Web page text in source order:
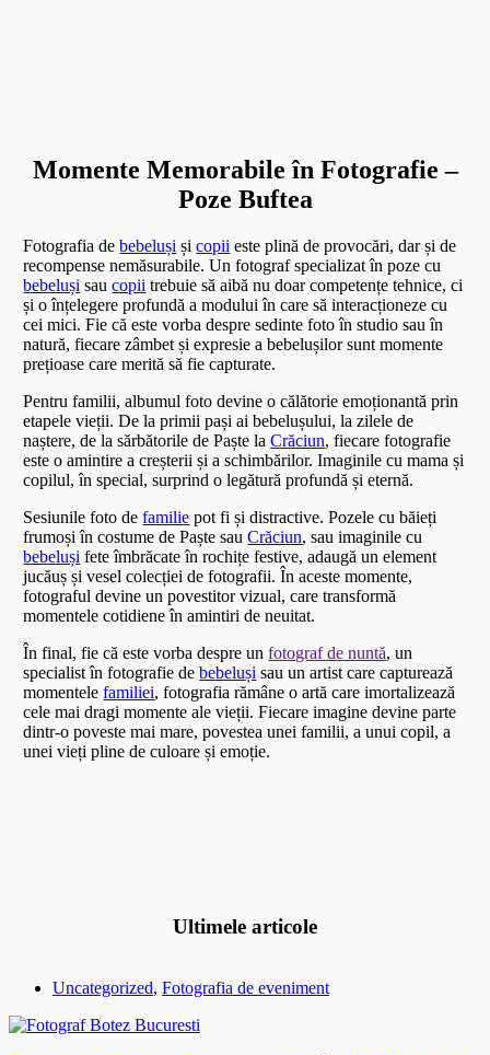
Momente Memorabile în Fotografie –
Poze Buftea
Fotografia debebeluși șicopii este plină de provocări, dar și de
recompense nemăsurabile. Un fotograf specializat în poze cu
bebeluși saucopii trebuie să aibă nu doar competențe tehnice, ci
și o înțelegere profundă a modului în care să interacționeze cu
cei mici. Fie că este vorba despre sedinte foto în studio sau în
natură, fiecare zâmbet și expresie a bebelușilor sunt momente
prețioase care merită să fie capturate.
Pentru familii, albumul foto devine o călătorie emoționantă prin
etapele vieții. De la primii pași ai bebelușului, la zilele de
naștere, de la sărbătorile de Paște laCrăciun, fiecare fotografie
este o amintire a creșterii și a schimbărilor. Imaginile cu mama și
copilul, în special, surprind o legătură profundă și eternă.
Sesiunile foto defamilie pot fi și distractive. Pozele cu băieți
frumoși în costume de Paște sauCrăciun, sau imaginile cu
bebeluși fete îmbrăcate în rochițe festive, adaugă un element
jucăuș și vesel colecției de fotografii. În aceste momente,
fotograful devine un povestitor vizual, care transformă
momentele cotidiene în amintiri de neuitat.
În final, fie că este vorba despre unfotograf de nuntă, un
specialist în fotografie debebeluși sau un artist care capturează
momentelefamiliei, fotografia rămâne o artă care imortalizează
cele mai dragi momente ale vieții. Fiecare imagine devine parte
dintr-o poveste mai mare, povestea unei familii, a unui copil, a
unei vieți pline de culoare și emoție.
Ultimele articole
Uncategorized, Fotografia de eveniment